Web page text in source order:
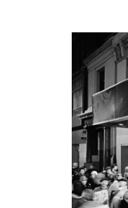
納州中
獲得常春
法語研究